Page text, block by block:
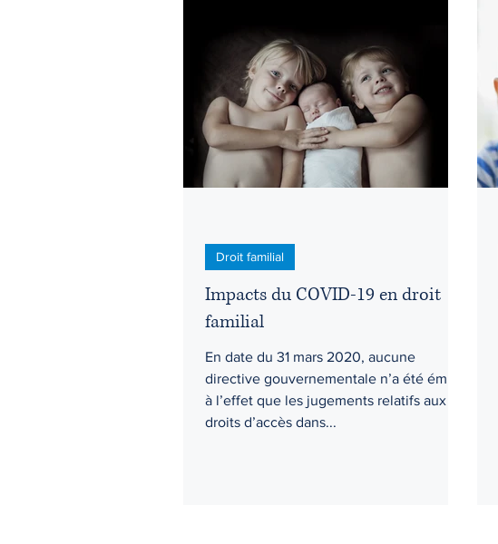
Impacts du COVID-19 en droit
familial
En date du 31 mars 2020, aucune
directive gouvernementale n’a été émise
à l’effet que les jugements relatifs aux
droits d’accès dans...
Droit familial